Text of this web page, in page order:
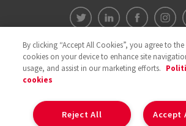
By clicking “Accept All Cookies”, you agree to
cookies on your device to enhance site
usage, and assist in our marketing efforts.
cookies
Accept
Reject All